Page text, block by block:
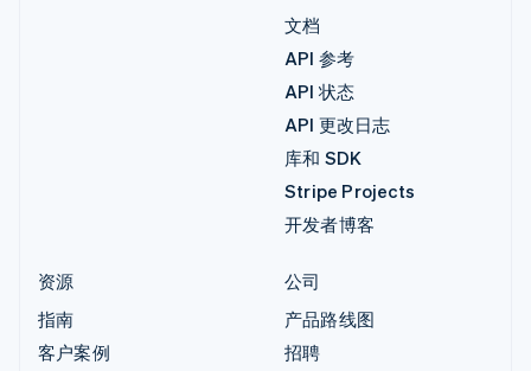
文档
API 参考
API 状态
API 更改日志
库和 SDK
Stripe Projects
开发者博客
资源
指南
客户案例
公司
产品路线图
招聘